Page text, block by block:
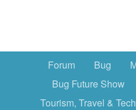
Forum Bug
Bug Future Show
Tourism, Travel & Tech